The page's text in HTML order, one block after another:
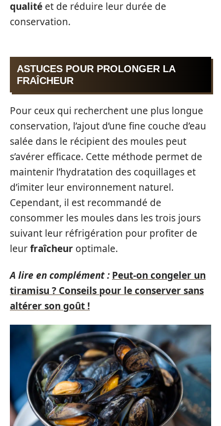
qualité et de réduire leur durée de
conservation.
ASTUCES POUR PROLONGER LA
FRAÎCHEUR
Pour ceux qui recherchent une plus longue
conservation, l’ajout d’une fine couche d’eau
salée dans le récipient des moules peut
s’avérer efficace. Cette méthode permet de
maintenir l’hydratation des coquillages et
d’imiter leur environnement naturel.
Cependant, il est recommandé de
consommer les moules dans les trois jours
suivant leur réfrigération pour profiter de
leurfraîcheur optimale.
A lire en complément : Peut-on congeler un
tiramisu ? Conseils pour le conserver sans
altérer son goût !